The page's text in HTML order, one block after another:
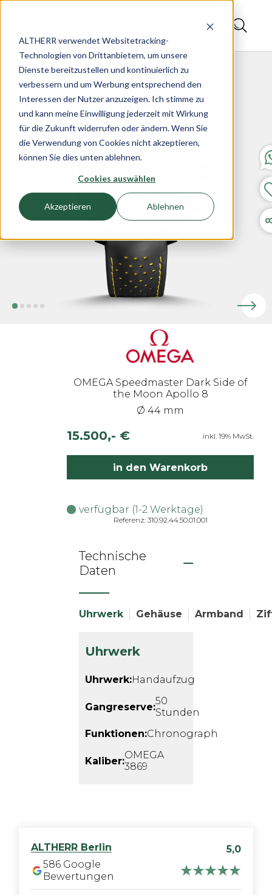
ALTHERR verwendet Websitetracking-
Technologien von Drittanbietern, um unsere
Dienste bereitzustellen und kontinuierlich zu
verbessern und um Werbung entsprechend den
Interessen der Nutzer anzuzeigen. Ich stimme zu
und kann meine Einwilligung jederzeit mit Wirkung
für die Zukunft widerrufen oder ändern. Wenn Sie
die Verwendung von Cookies nicht akzeptieren,
können Sie dies unten ablehnen.
Cookies auswählen
Akzeptieren Ablehnen
OMEGA Speedmaster Dark Side of
the Moon Apollo 8
Ø 44 mm
15.500,- € inkl. 19% MwSt.
in den Warenkorb
verfügbar (1-2 Werktage)
Referenz: 310.92.44.50.01.001
Technische
Daten
Uhrwerk Gehäuse Armband
Uhrwerk
Uhrwerk:Handaufzug
Gangreserve:50
Stunden
Funktionen:Chronograph
Kaliber:OMEGA
3869
ALTHERR Berlin
5,0
586 Google
Bewertungen